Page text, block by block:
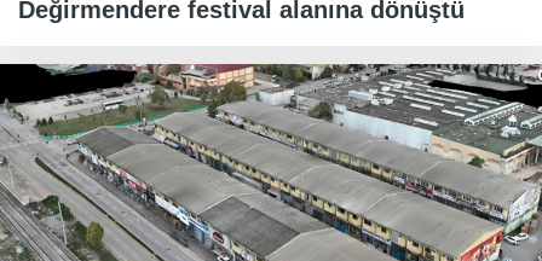
Değirmendere festival alanına dönüştü